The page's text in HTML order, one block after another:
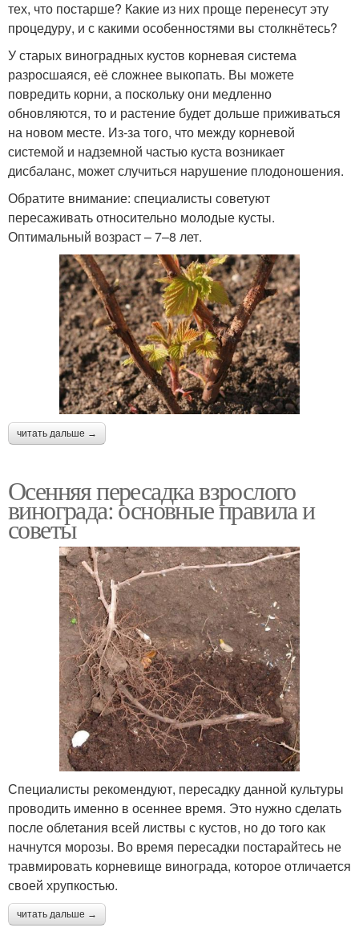
тех, что постарше? Какие из них проще перенесут эту
процедуру, и с какими особенностями вы столкнётесь?
У старых виноградных кустов корневая система
разросшаяся, её сложнее выкопать. Вы можете
повредить корни, а поскольку они медленно
обновляются, то и растение будет дольше приживаться
на новом месте. Из-за того, что между корневой
системой и надземной частью куста возникает
дисбаланс, может случиться нарушение плодоношения.
Обратите внимание: специалисты советуют
пересаживать относительно молодые кусты.
Оптимальный возраст – 7–8 лет.
читать дальше →
Осенняя пересадка взрослого
винограда: основные правила и
советы
Специалисты рекомендуют, пересадку данной культуры
проводить именно в осеннее время. Это нужно сделать
после облетания всей листвы с кустов, но до того как
начнутся морозы. Во время пересадки постарайтесь не
травмировать корневище винограда, которое отличается
своей хрупкостью.
читать дальше →